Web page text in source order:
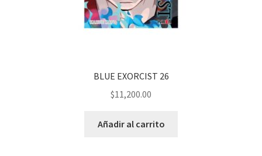
BLUE EXORCIST 26
$11,200.00
Añadir al carrito